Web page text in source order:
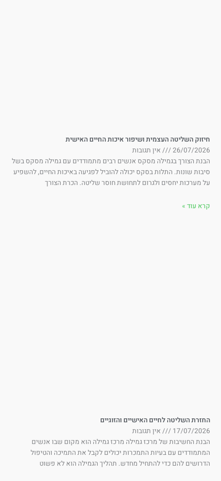
השליטה העצמית ושיפור איכות החיים האישית
26/07/
אין תגובות
הצורך בגמילה מסקס אנשים רבים מתמודדים עם גמילה מסקס בשל
שונות. התלות בסקס יכולה להוביל לפגיעה באיכות החיים, להשפיע
מערכות יחסים ולגרום לתחושת חוסר שליטה. הכרת הצורך
עוד »
השליטה לחיים האישיים והזוגיים
17/07/
אין תגובות
החשיבות של מרכז גמילה מרכז גמילה הוא מקום שבו אנשים
עם בעיות התמכרות יכולים לקבל את התמיכה והטיפול
להם כדי להתחיל מחדש. תהליך הגמילה הוא לא פשוט